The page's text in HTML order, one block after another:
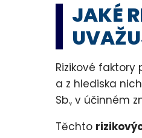
JAKÉ
Rizikové
a z hlediska
Sb., v účinném
Těchto